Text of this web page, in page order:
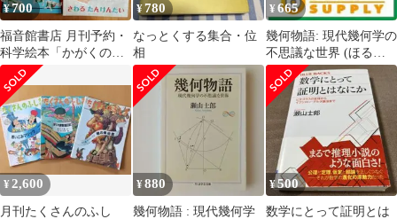
¥700
福音館書店 月刊予約・
科学絵本「かがくのと
も」(5-6才児向け) 5冊
セット
¥780
なっとくする集合・位
相
¥665
幾何物語: 現代幾何学の
不思議な世界 (ほるぷ
150ブックス)
¥ 2,600
月刊たくさんのふし
¥880
幾何物語 : 現代幾何学
¥500
数学にとって証明とは